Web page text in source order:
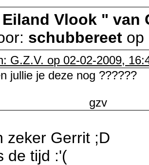
Eiland Vlook " van
schubbereet op
G.Z.V. op 02-02-2009,
jullie je deze nog ??????
zeker Gerrit ;D
de tijd :'(